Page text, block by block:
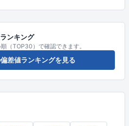
ンキング
（TOP30）で確認できます。
差値ランキングを見る